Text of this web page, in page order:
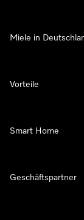
Miele in
Vorteile
Smart Home
Geschäftspartner